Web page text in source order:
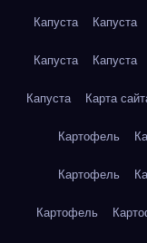
Капуста Капуста
Капуста Капуста
Капуста Карта
Картофель
Картофель
Картофель